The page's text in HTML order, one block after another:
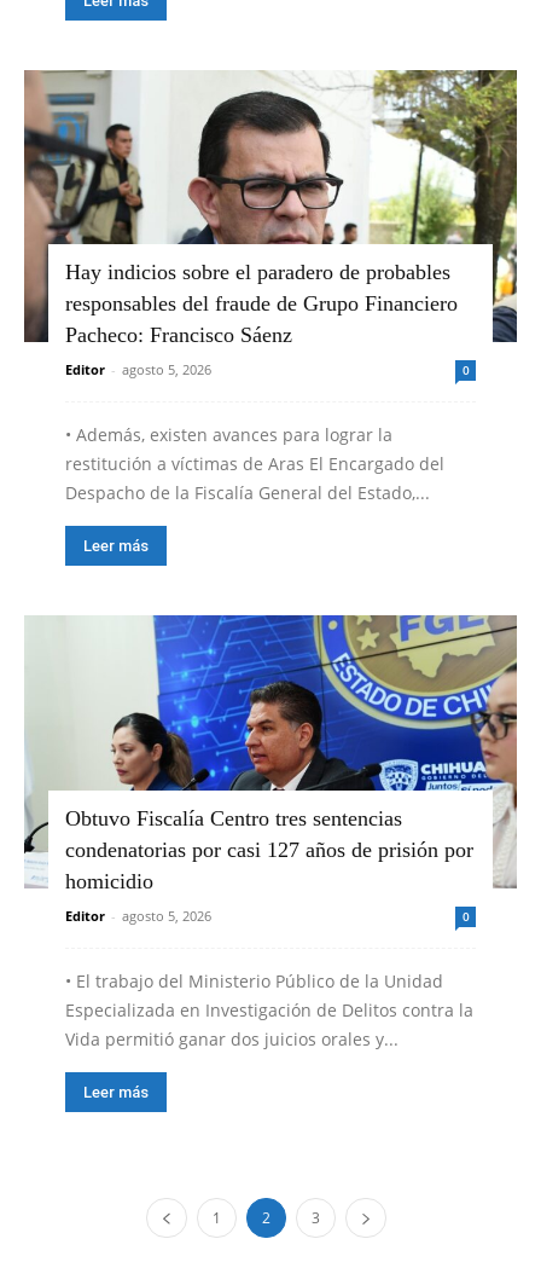
Hay indicios sobre el paradero de probables
responsables del fraude de Grupo Financiero
Pacheco: Francisco Sáenz
Editor - agosto 5, 2026 0
•⁠ ⁠Además, existen avances para lograr la
restitución a víctimas de Aras El Encargado del
Despacho de la Fiscalía General del Estado,...
Leer más
Obtuvo Fiscalía Centro tres sentencias
condenatorias por casi 127 años de prisión por
homicidio
Editor - agosto 5, 2026 0
•⁠ ⁠El trabajo del Ministerio Público de la Unidad
Especializada en Investigación de Delitos contra la
Vida permitió ganar dos juicios orales y...
Leer más
1 2 3